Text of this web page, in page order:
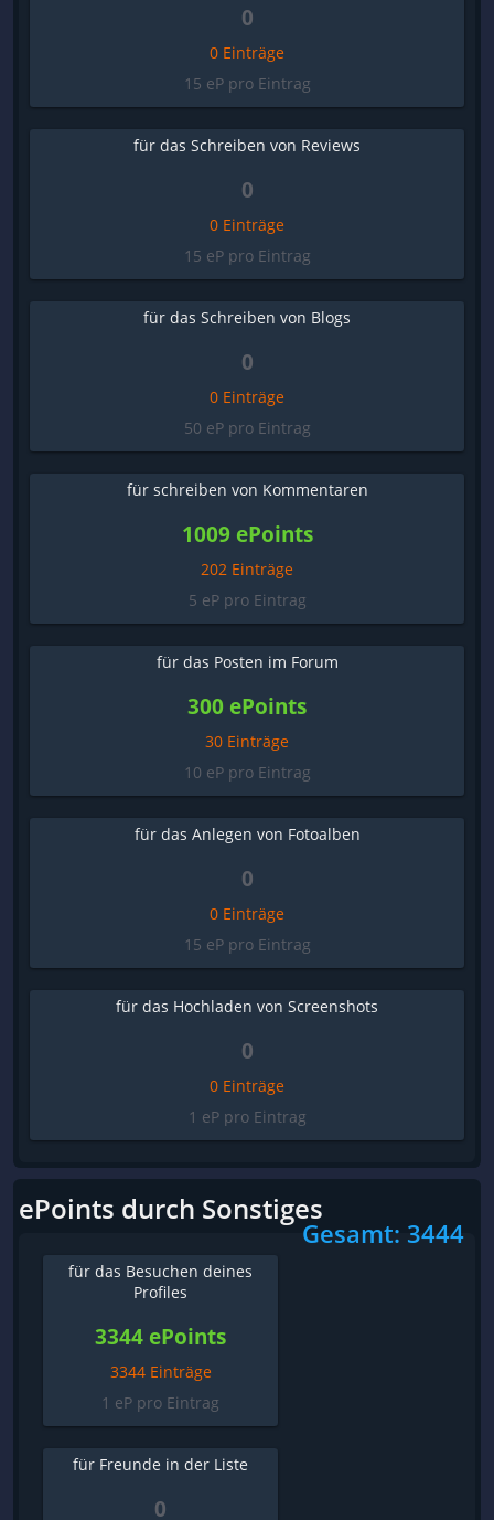
0
0 Einträge
15 eP pro Eintrag
für das Schreiben von Reviews
0
0 Einträge
15 eP pro Eintrag
für das Schreiben von Blogs
0
0 Einträge
50 eP pro Eintrag
für schreiben von Kommentaren
1009 ePoints
202 Einträge
5 eP pro Eintrag
für das Posten im Forum
300 ePoints
30 Einträge
10 eP pro Eintrag
für das Anlegen von Fotoalben
0
0 Einträge
15 eP pro Eintrag
für das Hochladen von Screenshots
0
0 Einträge
1 eP pro Eintrag
ePoints durch Sonstiges
Gesamt: 3444
für das Besuchen deines
Profiles
3344 ePoints
3344 Einträge
1 eP pro Eintrag
für Freunde in der Liste
0